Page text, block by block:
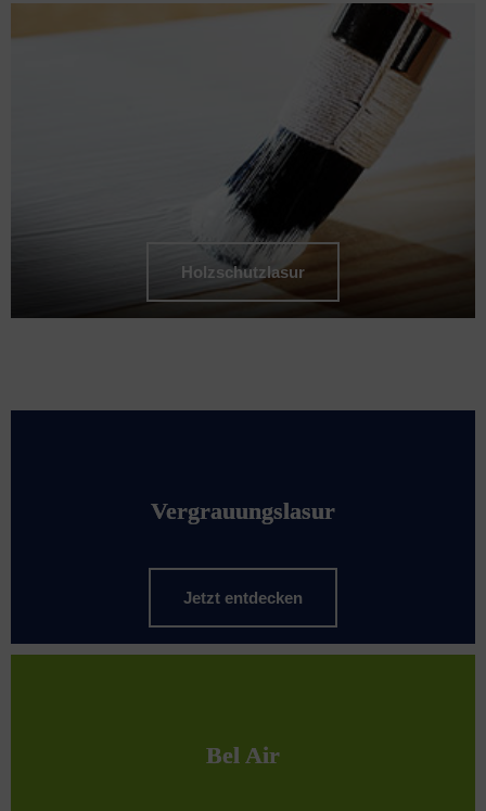
Holzschutzlasur
Bel Air
Jetzt entdecken
Vergrauungslasur